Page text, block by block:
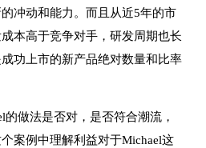
冲动和能力。而且从近5年的市
本高于竞争对手，研发周期也长
功上市的新产品绝对数量和比率
做法是否对，是否符合潮流，
案例中理解利益对于Michael这